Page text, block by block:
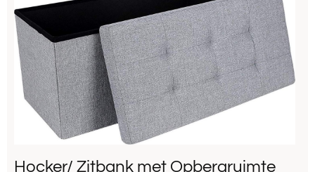
Hocker/ Zitbank met Opbergruimte